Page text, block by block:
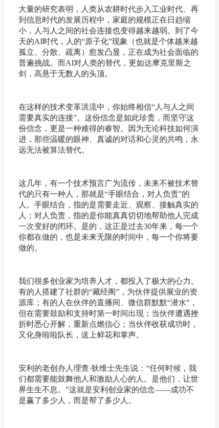
大量的研究表明，人类从农耕时代步入工业时代、再
到信息时代的发展历程中，家庭的规模正在日趋缩
小，人与人之间的社会连接也变得越来越弱。到了今
天的AI时代，人的“原子化”现象（也就是个体越来越
孤立、分散、疏离）愈发凸显，正在成为社会面临的
普遍挑战。而AI对人类的替代，更如达摩克里斯之
剑，高悬于无数人的头顶。
在这样的技术变革洪流中，你始终相信“人与人之间
需要真实的连接”。这份信念是如此珍贵，而坚守这
份信念，更是一种难得的睿智。因为无论科技如何演
进，那些温暖的眼神、真诚的对话和心灵的共鸣，永
远无法被算法替代。
这几年，有一个技术预言广为流传，未来不被技术替
代的只有一种人，那就是“手眼结合，对人负责”的
人。手眼结合，指的是需要走近、观察、接触真实的
人；对人负责，指的是你能真真切切地帮助他人完成
一次变好的闭环。是的，这正是过去30年来，每一个
你都在做的，也是未来无限的时间中，每一个你将要
做的。
我们很多创业家为培养人才，都投入了极大的心力。
有的人搭建了社群的“藏经阁”，为伙伴提供展业的资
源库；有的人在伙伴的直播间、微信群默默“潜水”，
但在需要鼓励和支持时第一时间出现；当伙伴遭遇挫
折时悉心开解，重新点燃信心；当伙伴收获成功时，
又化身啦啦队长，送上鲜花和掌声。
安利的老创办人理查·狄维士先生说：“任何时候，我
们都需要能鼓舞他人和激励人心的人。是他们，让世
界生生不息。”这就是安利创业家的信念——成功不
是赢了多少人，而是帮了多少人。